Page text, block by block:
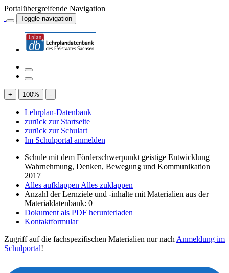
Portalübergreifende Navigation
Toggle navigation
+ 100% -
Lehrplan-Datenbank
zurück zur Startseite
zurück zur Schulart
Im Schulportal anmelden
Schule mit dem Förderschwerpunkt geistige Entwicklung
Wahrnehmung, Denken, Bewegung und Kommunikation
2017
Alles aufklappen Alles zuklappen
Anzahl der Lernziele und -inhalte mit Materialien aus der
Materialdatenbank: 0
Dokument als PDF herunterladen
Kontaktformular
Zugriff auf die fachspezifischen Materialien nur nach Anmeldung im
Schulportal!